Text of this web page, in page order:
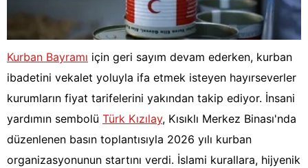
Kurban Bayramı için geri sayım devam ederken, kurban
ibadetini vekalet yoluyla ifa etmek isteyen hayırseverler
kurumların fiyat tarifelerini yakından takip ediyor. İnsani
yardımın sembolü Türk Kızılay, Kısıklı Merkez Binası'nda
düzenlenen basın toplantısıyla 2026 yılı kurban
organizasyonunun startını verdi. İslami kurallara, hijyenik